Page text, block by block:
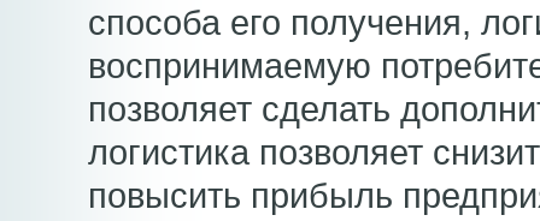
способа его получения,
воспринимаемую
позволяет сделать
логистика позволяет
повысить прибыль